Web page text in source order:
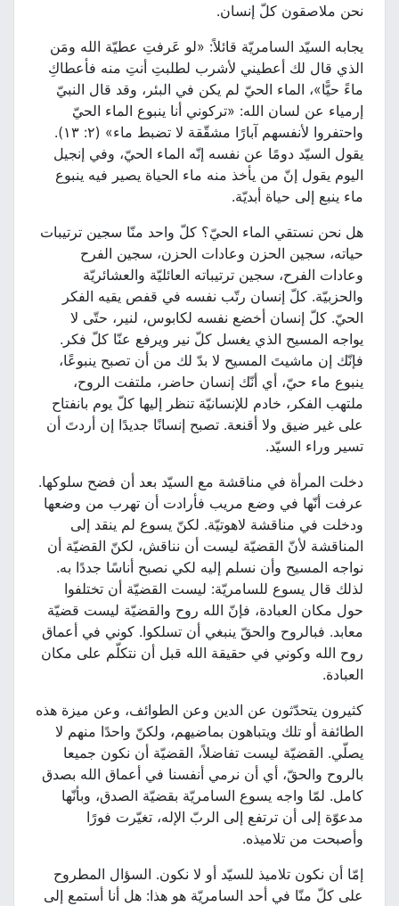
نحن ملاصقون كلّ إنسان.
يجابه السيّد السامريّة قائلاً: «لو عَرفتِ عطيّة الله ومَن
الذي قال لك أعطيني لأشرب لطلبتِ أنتِ منه فأعطاكِ
ماءً حيًّا»، الماء الحيّ لم يكن في البئر، وقد قال النبيّ
إرمياء عن لسان الله: «تركوني أنا ينبوع الماء الحيّ
واحتفروا لأنفسهم آبارًا مشقّقة لا تضبط ماء» (٢: ١٣).
يقول السيّد دومًا عن نفسه إنّه الماء الحيّ، وفي إنجيل
اليوم يقول إنّ من يأخذ منه ماء الحياة يصير فيه ينبوع
ماء ينبع إلى حياة أبديّة.
هل نحن نستقي الماء الحيّ؟ كلّ واحد منّا سجين ترتيبات
حياته، سجين الحزن وعادات الحزن، سجين الفرح
وعادات الفرح، سجين ترتيباته العائليّة والعشائريّة
والحزبيّة. كلّ إنسان رتّب نفسه في قفص يقيه الفكر
الحيّ. كلّ إنسان أخضع نفسه لكابوس، لنير، حتّى لا
يواجه المسيح الذي يغسل كلّ نير ويرفع عنّا كلّ فكر.
فإنّك إن ماشيتَ المسيح لا بدّ لك من أن تصبح ينبوعًا،
ينبوع ماء حيّ، أي أنّك إنسان حاضر، ملتفت الروح،
ملتهب الفكر، خادم للإنسانيّة تنظر إليها كلّ يوم بانفتاح
على غير ضيق ولا أقنعة. تصبح إنسانًا جديدًا إن أردتَ أن
تسير وراء السيّد.
دخلت المرأة في مناقشة مع السيّد بعد أن فضح سلوكها.
عرفت أنّها في وضع مريب فأرادت أن تهرب من وضعها
ودخلت في مناقشة لاهوتيّة. لكنّ يسوع لم ينقد إلى
المناقشة لأنّ القضيّة ليست أن نناقش، لكنّ القضيّة أن
نواجه المسيح وأن نسلم إليه لكي نصبح أناسًا جددًا به.
لذلك قال يسوع للسامريّة: ليست القضيّة أن تختلفوا
حول مكان العبادة، فإنّ الله روح والقضيّة ليست قضيّة
معابد. فبالروح والحقّ ينبغي أن تسلكوا. كوني في أعماق
روح الله وكوني في حقيقة الله قبل أن نتكلّم على مكان
العبادة.
كثيرون يتحدّثون عن الدين وعن الطوائف، وعن ميزة هذه
الطائفة أو تلك ويتباهون بماضيهم، ولكنّ واحدًا منهم لا
يصلّي. القضيّة ليست تفاضلاً، القضيّة أن نكون جميعا
بالروح والحقّ، أي أن نرمي أنفسنا في أعماق الله بصدق
كامل. لمّا واجه يسوع السامريّة بقضيّة الصدق، وبأنّها
مدعوّة إلى أن ترتفع إلى الربّ الإله، تغيّرت فورًا
وأصبحت من تلاميذه.
إمّا أن نكون تلاميذ للسيّد أو لا نكون. السؤال المطروح
على كلّ منّا في أحد السامريّة هو هذا: هل أنا أستمع إلى